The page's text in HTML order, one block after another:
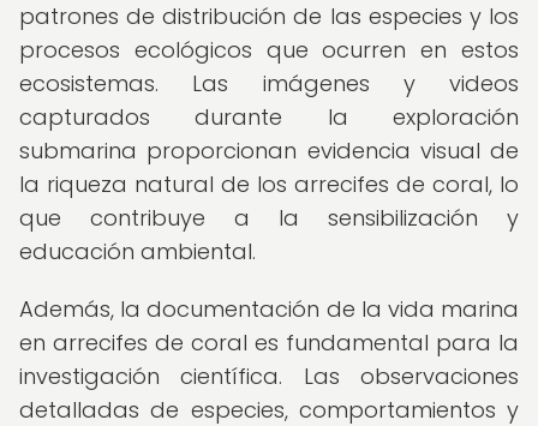
patrones de distribución de las especies y los
procesos ecológicos que ocurren en estos
ecosistemas. Las imágenes y videos
capturados durante la exploración
submarina proporcionan evidencia visual de
la riqueza natural de los arrecifes de coral, lo
que contribuye a la sensibilización y
educación ambiental.
Además, la documentación de la vida marina
en arrecifes de coral es fundamental para la
investigación científica. Las observaciones
detalladas de especies, comportamientos y